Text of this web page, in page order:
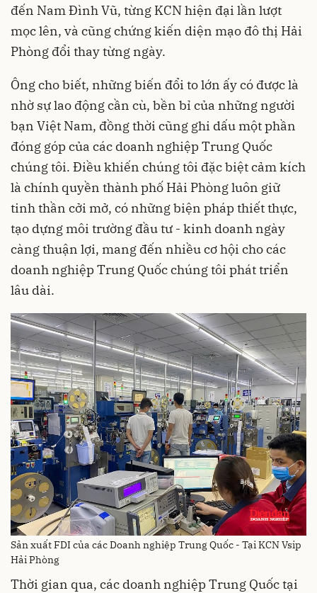
đến Nam Đình Vũ, từng KCN hiện đại lần lượt
mọc lên, và cũng chứng kiến diện mạo đô thị Hải
Phòng đổi thay từng ngày.
Ông cho biết, những biến đổi to lớn ấy có được là
nhờ sự lao động cần cù, bền bỉ của những người
bạn Việt Nam, đồng thời cũng ghi dấu một phần
đóng góp của các doanh nghiệp Trung Quốc
chúng tôi. Điều khiến chúng tôi đặc biệt cảm kích
là chính quyền thành phố Hải Phòng luôn giữ
tinh thần cởi mở, có những biện pháp thiết thực,
tạo dựng môi trường đầu tư - kinh doanh ngày
càng thuận lợi, mang đến nhiều cơ hội cho các
doanh nghiệp Trung Quốc chúng tôi phát triển
lâu dài.
Sản xuất FDI của các Doanh nghiệp Trung Quốc - Tại KCN Vsip
Hải Phòng
Thời gian qua, các doanh nghiệp Trung Quốc tại